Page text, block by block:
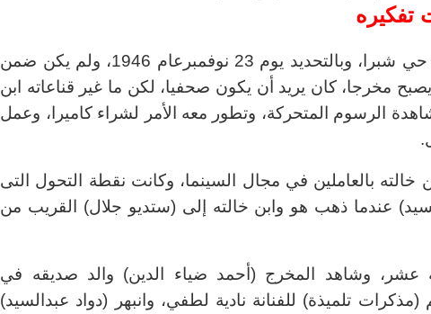
تفكيره
ولد (دوواد عبد السيد) في حي شبرا، وبالتحديد يوم 23 نوفمبرعام 1946، ولم يكن ضمن
مخرجا، كان يريد أن يكون صحفيا، لكن ما غير قناعاته ابن
الرسوم المتحركة، وتطور معه الأمر لشراء كاميرا، وعمل
خالته بالعاملين في مجال السينما، وكانت نقطة التحول التى
عندما ذهب هو وابن خالته إلى (ستديو جلال) القريب من
عشر، وشاهد المخرج (أحمد ضياء الدين) والد صديقه في
تلميذة) للفنانة نادية لطفي، وانبهر (دواد عبدالسيد)